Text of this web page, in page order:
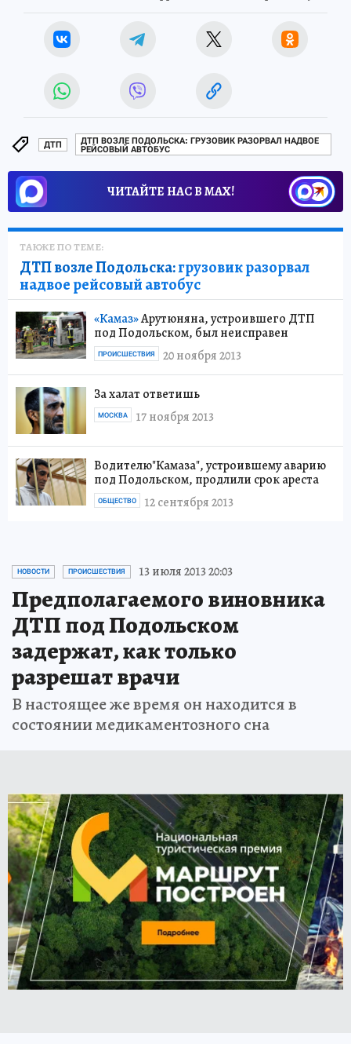
ДТП
ДТП ВОЗЛЕ ПОДОЛЬСКА: ГРУЗОВИК РАЗОРВАЛ НАДВОЕ
РЕЙСОВЫЙ АВТОБУС
ЧИТАЙТЕ НАС В МАХ!
ТАКЖЕ ПО ТЕМЕ:
ДТП возле Подольска:грузовик разорвал
надвое рейсовый автобус
«Камаз»Арутюняна, устроившего ДТП
под Подольском, был неисправен
20 ноября 2013
ПРОИСШЕСТВИЯ
За халат ответишь
17 ноября 2013
МОСКВА
Водителю"Камаза", устроившему аварию
под Подольском, продлили срок ареста
12 сентября 2013
ОБЩЕСТВО
НОВОСТИ ПРОИСШЕСТВИЯ 13 июля 2013 20:03
Предполагаемого виновника
ДТП под Подольском
задержат, как только
разрешат врачи
В настоящее же время он находится в
состоянии медикаментозного сна